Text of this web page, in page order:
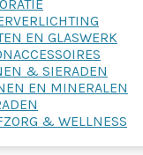
EN GLASWERK
& SIERADEN
EN MINERALEN
& WELLNESS